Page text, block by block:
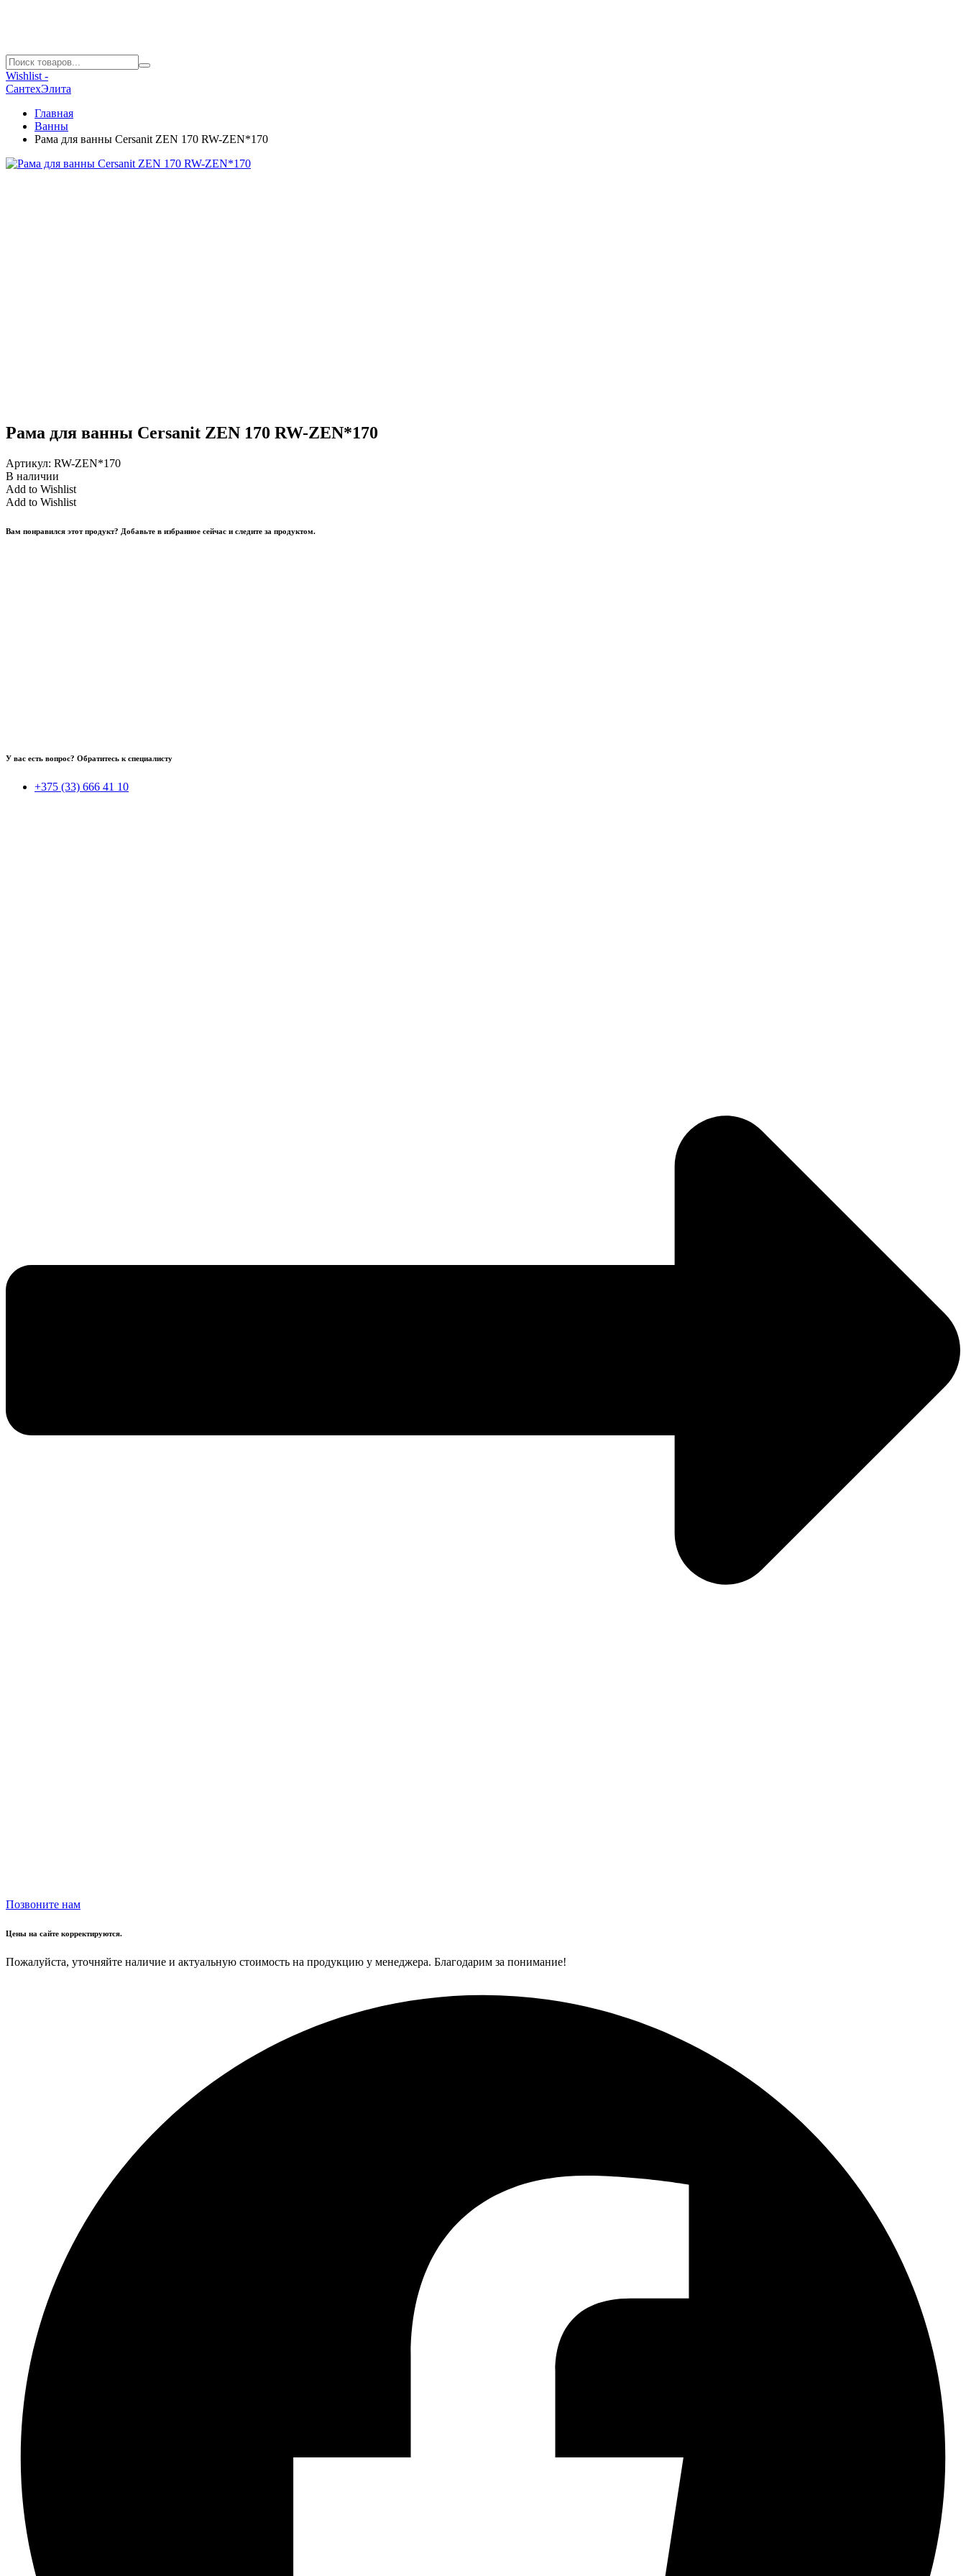
Wishlist -
СантехЭлита
Главная
Ванны
Рама для ванны Cersanit ZEN 170 RW-ZEN*170
Рама для ванны Cersanit ZEN 170 RW-ZEN*170
Артикул: RW-ZEN*170
В наличии
Add to Wishlist
Add to Wishlist
Вам понравился этот продукт? Добавьте в избранное сейчас и следите за продуктом.
У вас есть вопрос? Обратитесь к специалисту
+375 (33) 666 41 10
Позвоните нам
Цены на сайте корректируются.
Пожалуйста, уточняйте наличие и актуальную стоимость на продукцию у менеджера. Благодарим за понимание!